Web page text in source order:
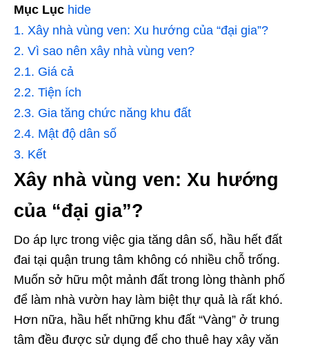
Mục Lục hide
1. Xây nhà vùng ven: Xu hướng của “đại gia”?
2. Vì sao nên xây nhà vùng ven?
2.1. Giá cả
2.2. Tiện ích
2.3. Gia tăng chức năng khu đất
2.4. Mật độ dân số
3. Kết
Xây nhà vùng ven: Xu hướng
của “đại gia”?
Do áp lực trong việc gia tăng dân số, hầu hết đất
đai tại quận trung tâm không có nhiều chỗ trống.
Muốn sở hữu một mảnh đất trong lòng thành phố
để làm nhà vườn hay làm biệt thự quả là rất khó.
Hơn nữa, hầu hết những khu đất “Vàng” ở trung
tâm đều được sử dụng để cho thuê hay xây văn